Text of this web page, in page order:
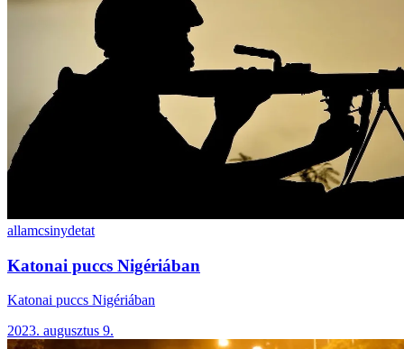
allamcsinydetat
Katonai puccs Nigériában
Katonai puccs Nigériában
2023. augusztus 9.